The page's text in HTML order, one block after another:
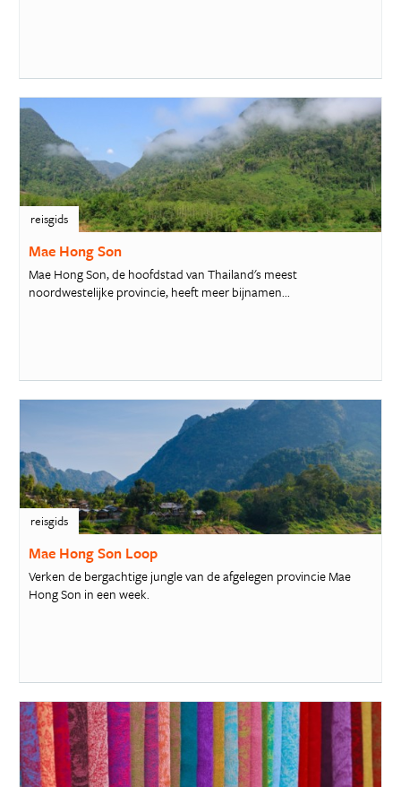
reisgids
Mae Hong Son
Mae Hong Son, de hoofdstad van Thailand's meest
noordwestelijke provincie, heeft meer bijnamen...
reisgids
Mae Hong Son Loop
Verken de bergachtige jungle van de afgelegen provincie Mae
Hong Son in een week.